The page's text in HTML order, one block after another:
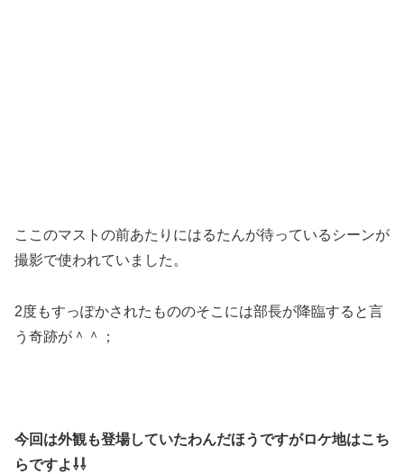
ここのマストの前あたりにはるたんが待っているシーンが
撮影で使われていました。
2度もすっぽかされたもののそこには部長が降臨すると言
う奇跡が＾＾；
今回は外観も登場していたわんだほうですがロケ地はこち
らですよ⇩⇩